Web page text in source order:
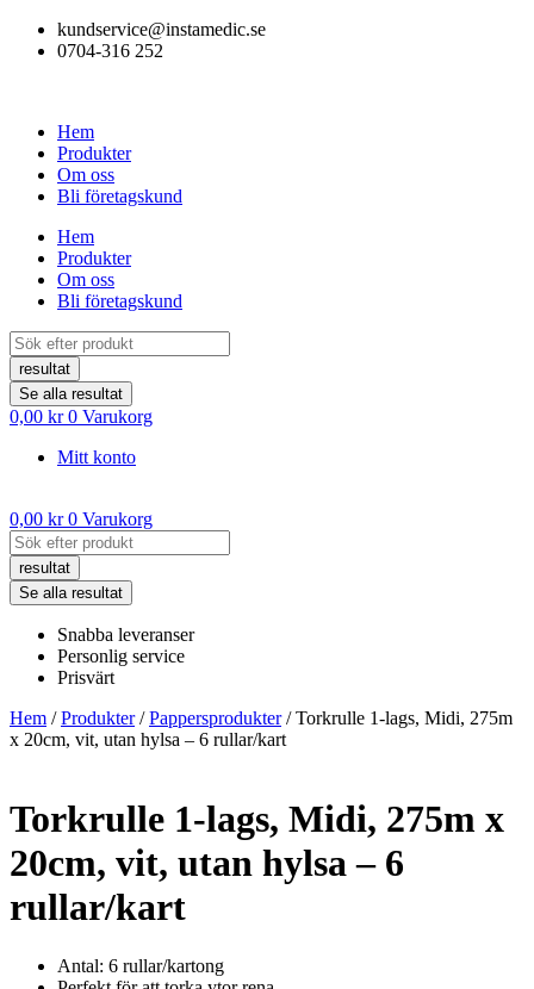
Hoppakundservice@instamedic.se
0704-316 252
Hem
Produkter
Om oss
Bli företagskund
Hem
Produkter
Om oss
Bli företagskund
Search
...resultat
Se alla resultat
0,00 kr 0 Varukorg
Mitt konto
0,00 kr 0 Varukorg
Search
...resultat
Se alla resultat
Snabba leveranser
Personlig service
Prisvärt
Hem /Produkter/Pappersprodukter/ Torkrulle 1-lags, Midi, 275m
x 20cm, vit, utan hylsa – 6 rullar/kart
Torkrulle 1-lags, Midi, 275m x
20cm, vit, utan hylsa – 6
rullar/kart
Antal: 6 rullar/kartong